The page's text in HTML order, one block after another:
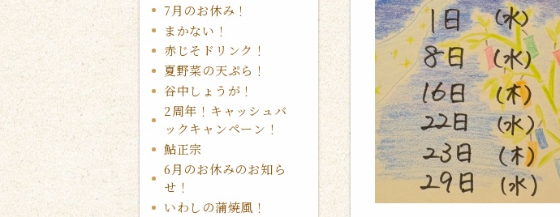
7月のお休み！
まかない！
赤じそドリンク！
夏野菜の天ぷら！
谷中しょうが！
2周年！キャッシュバ
ックキャンペーン！
鮎正宗
6月のお休みのお知ら
せ！
いわしの蒲焼風！